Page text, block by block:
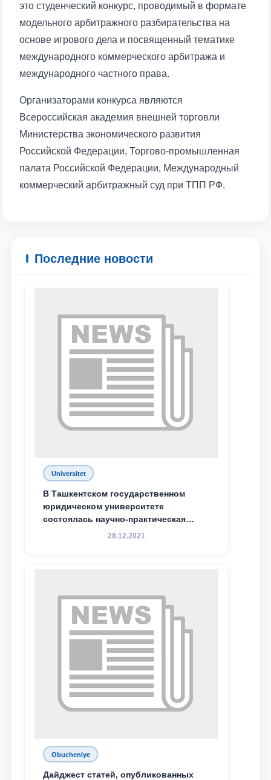
отправить
это студенческий конкурс, проводимый в формате
модельного арбитражного разбирательства на
основе игрового дела и посвященный тематике
международного коммерческого арбитража и
международного частного права.
Организаторами конкурса являются
Всероссийская академия внешней торговли
Министерства экономического развития
Российской Федерации, Торгово-промышленная
палата Российской Федерации, Международный
коммерческий арбитражный суд при ТПП РФ.
Последние новости
Universitet
В Ташкентском государственном
юридическом университете
состоялась научно-практическая
конференция магистрантов
28.12.2021
Obucheniye
Дайджест статей, опубликованных